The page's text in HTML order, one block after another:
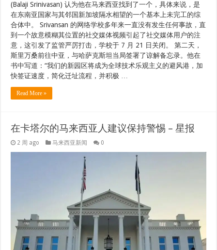
(Balaji Srinivasan) 认为他在马来西亚找到了一个，具体来说，是
在东南亚国家与其邻国新加坡隔水相望的一个基本上未完工的综
合体中。 Srivansan 的网络学校多年来一直没有发生任何事故，直
到一个故意模糊其位置的社交媒体视频引起了社交媒体用户的注
意，这引发了监管严厉打击，学校于 7 月 21 日关闭。 第二天，
斯里万桑前往中亚，与哈萨克斯坦当局签署了谅解备忘录。他在
书中写道：“我们的新园区将成为全球技术乐观主义的避风港，加
快签证速度，简化迁址流程，并积极 …
Read More »
在卡塔尔的马来西亚人建议保持警惕 – 星报
2 周 ago 马来西亚新闻 0